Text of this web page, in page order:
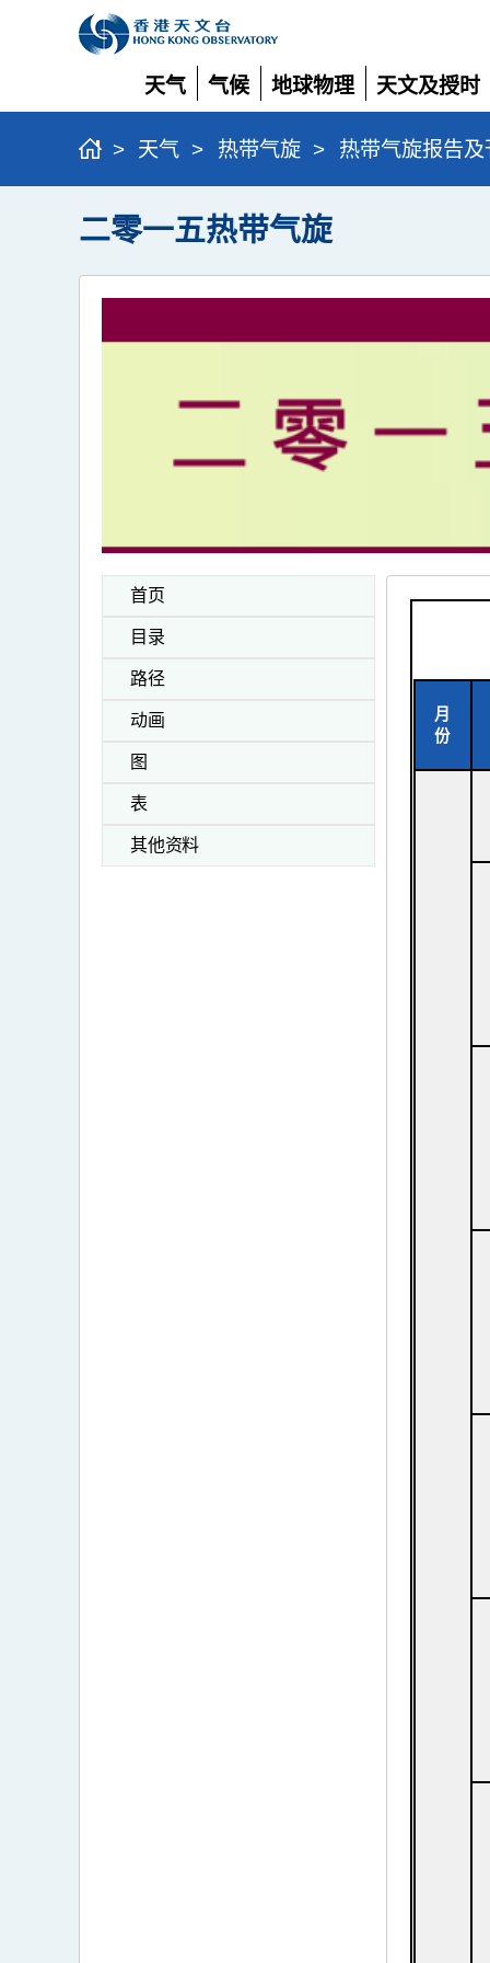
天气
展
开
气候
展
开
地球物理
展
开
天文及授时
展
开
> 天气 > 热带气旋 > 热带气旋报告及
二零一五热带气旋
首页
目录
路径
动画
图
表
其他资料
月
份